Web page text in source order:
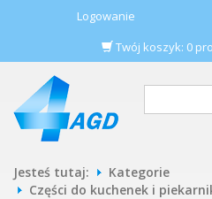
Logowanie
Twój koszyk: 0
Jesteś tutaj:
Kategorie
Części do kuchenek i